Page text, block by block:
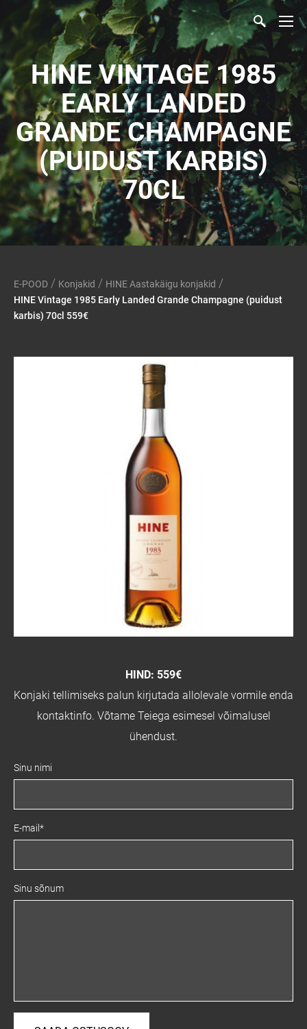
HINE VINTAGE 1985
EARLY LANDED
GRANDE CHAMPAGNE
(PUIDUST KARBIS)
70CL
E-POOD / Konjakid / HINE Aastakäigu konjakid /
HINE Vintage 1985 Early Landed Grande Champagne (puidust
karbis) 70cl 559€
HIND: 559€
Konjaki tellimiseks palun kirjutada allolevale vormile enda
kontaktinfo. Võtame Teiega esimesel võimalusel
ühendust.
Sinu nimi
E-mail
Sinu sõnum